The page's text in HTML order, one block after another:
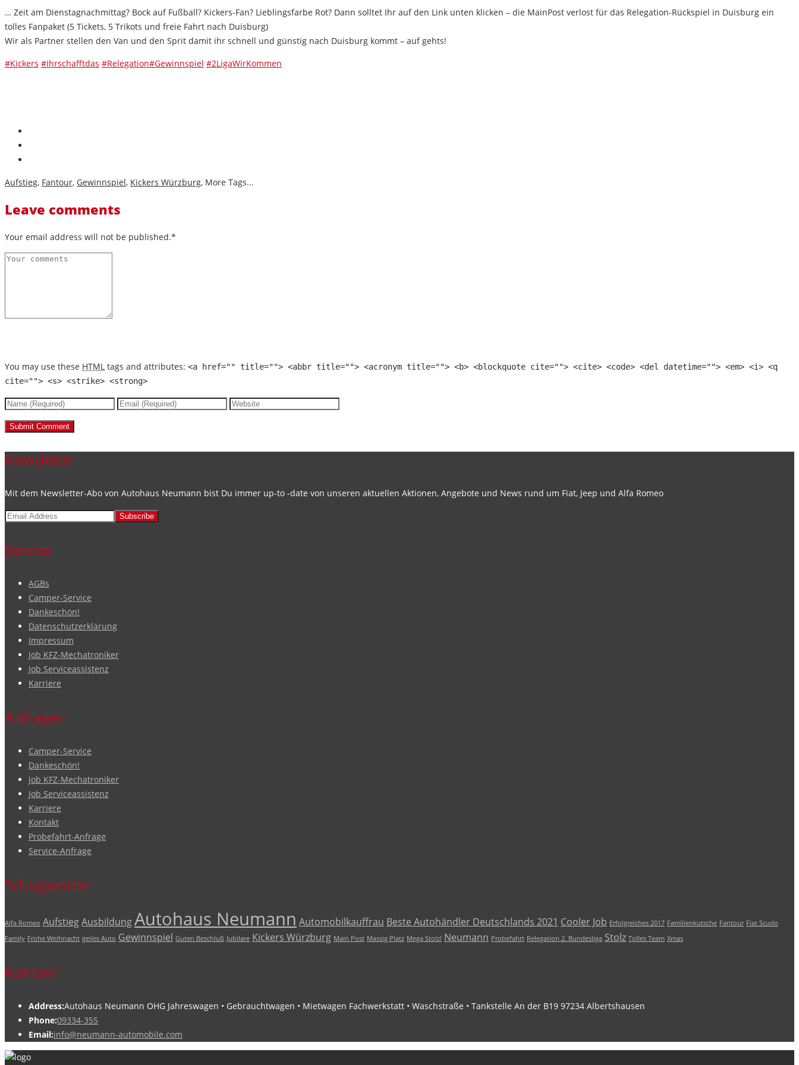
… Zeit am Dienstagnachmittag? Bock auf Fußball? Kickers-Fan? Lieblingsfarbe Rot? Dann solltet Ihr auf den Link unten klicken – die MainPost verlost für das Relegation-Rückspiel in Duisburg ein
tolles Fanpaket (5 Tickets, 5 Trikots und freie Fahrt nach Duisburg)
Wir als Partner stellen den Van und den Sprit damit ihr schnell und günstig nach Duisburg kommt – auf gehts!
#Kickers #Ihrschafftdas #Relegation#Gewinnspiel #2LigaWirKommen
Aufstieg, Fantour, Gewinnspiel, Kickers Würzburg, More Tags...
Leave comments
Your email address will not be published.*
You may use these HTML tags and attributes: <a href="" title=""> <abbr title=""> <acronym title=""> <b> <blockquote cite=""> <cite> <code> <del datetime=""> <em> <i> <q
cite=""> <s> <strike> <strong>
Newsletter
Mit dem Newsletter-Abo von Autohaus Neumann bist Du immer up-to -date von unseren aktuellen Aktionen, Angebote und News rund um Fiat, Jeep und Alfa Romeo
Subscribe
Service
AGBs
Camper-Service
Dankeschön!
Datenschutzerklärung
Impressum
Job KFZ-Mechatroniker
Job Serviceassistenz
Karriere
Anfragen
Camper-Service
Dankeschön!
Job KFZ-Mechatroniker
Job Serviceassistenz
Karriere
Kontakt
Probefahrt-Anfrage
Service-Anfrage
Schlagwörter
Alfa Romeo AufstiegAusbildungAutohaus Neumann Automobilkauffrau Beste Autohändler Deutschlands 2021 Cooler Job Erfolgreiches 2017 Familienkutsche Fantour Fiat Scudo
Family Frohe Weihnacht geiles Auto Gewinnspiel Guten Beschluß Jubilare Kickers Würzburg Main Post Massig Platz Mega Stolz! Neumann Probefahrt Relegation 2. Bundesliga Stolz Tolles Team Xmas
Kontakt
Address:Autohaus Neumann OHG Jahreswagen • Gebrauchtwagen • Mietwagen Fachwerkstatt • Waschstraße • Tankstelle An der B19 97234 Albertshausen
Phone:09334-355
Email:info@neumann-automobile.com